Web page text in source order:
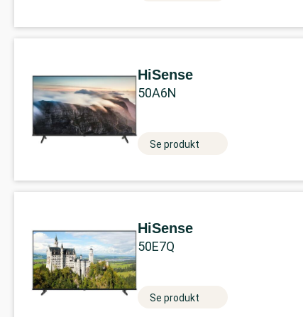
HiSense
50A6N
Se produkt
HiSense
50E7Q
Se produkt